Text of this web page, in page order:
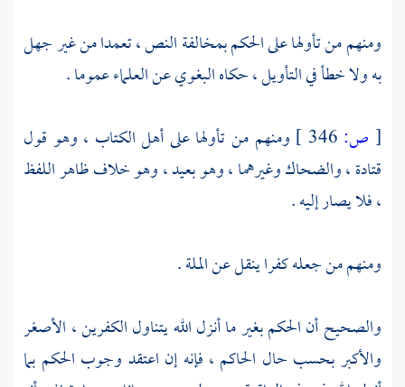
ومنهم من تأولها على الحكم بمخالفة النص ، تعمدا من غير جهل
به ولا خطأ في التأويل ، حكاه البغوي عن العلماء عموما .
[ ص:
ومنهم من تأولها على أهل الكتاب ، وهو قول
قتادة ،والضحاكوغيرهما ، وهو بعيد ، وهو خلاف ظاهر اللفظ
، فلا يصار إليه .
ومنهم من جعله كفرا ينقل عن الملة .
والصحيح أن الحكم بغير ما أنزل الله يتناول الكفرين ، الأصغر
والأكبر بحسب حال الحاكم ، فإنه إن اعتقد وجوب الحكم بما